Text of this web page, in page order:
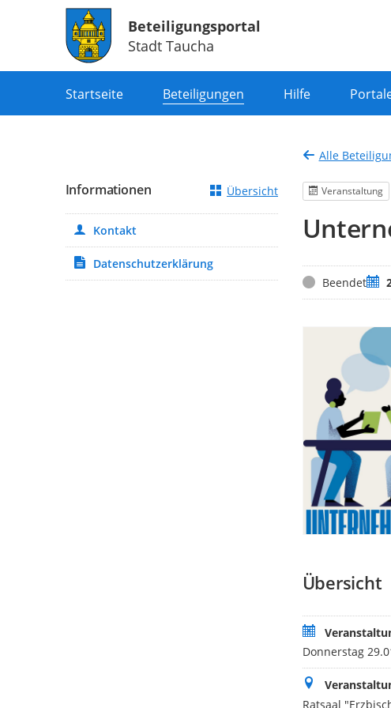
Beteiligungsportal
Stadt Taucha
Startseite Beteiligungen Hilfe
Alle
Veranstaltung
StatusBeendet
Übersicht
Donnerstag
Ratsaal
Informationen Übersicht
Kontakt
Datenschutzerklärung